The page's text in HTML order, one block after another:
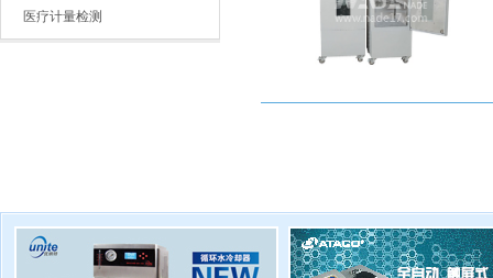
医疗计量检测